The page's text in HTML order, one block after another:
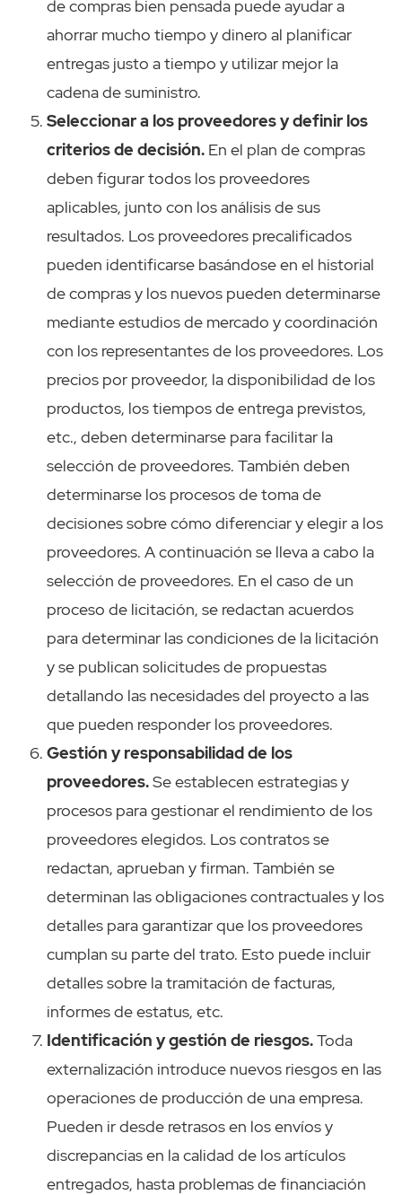
de compras bien pensada puede ayudar a
ahorrar mucho tiempo y dinero al planificar
entregas justo a tiempo y utilizar mejor la
cadena de suministro.
Seleccionar a los proveedores y definir los
criterios de decisión. En el plan de compras
deben figurar todos los proveedores
aplicables, junto con los análisis de sus
resultados. Los proveedores precalificados
pueden identificarse basándose en el historial
de compras y los nuevos pueden determinarse
mediante estudios de mercado y coordinación
con los representantes de los proveedores. Los
precios por proveedor, la disponibilidad de los
productos, los tiempos de entrega previstos,
etc., deben determinarse para facilitar la
selección de proveedores. También deben
determinarse los procesos de toma de
decisiones sobre cómo diferenciar y elegir a los
proveedores. A continuación se lleva a cabo la
selección de proveedores. En el caso de un
proceso de licitación, se redactan acuerdos
para determinar las condiciones de la licitación
y se publican solicitudes de propuestas
detallando las necesidades del proyecto a las
que pueden responder los proveedores.
Gestión y responsabilidad de los
proveedores.Se establecen estrategias y
procesos para gestionar el rendimiento de los
proveedores elegidos. Los contratos se
redactan, aprueban y firman. También se
determinan las obligaciones contractuales y los
detalles para garantizar que los proveedores
cumplan su parte del trato. Esto puede incluir
detalles sobre la tramitación de facturas,
informes de estatus, etc.
Identificación y gestión de riesgos.Toda
externalización introduce nuevos riesgos en las
operaciones de producción de una empresa.
Pueden ir desde retrasos en los envíos y
discrepancias en la calidad de los artículos
entregados, hasta problemas de financiación